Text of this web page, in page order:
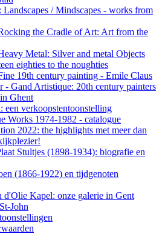
/ Mindscapes - works from
the Cradle of Art: Art from the
Metal: Silver and metal Objects
eighties to the noughties
19th century painting - Emile Claus
- Gand Artistique: 20th century painters
Ghent
een verkoopstentoonstelling
Works 1974-1982 - catalogue
2022: the highlights met meer dan
Stultjes (1898-1934): biografie en
(1866-1922) en tijdgenoten
d'Olie Kapel: onze galerie in Gent
John